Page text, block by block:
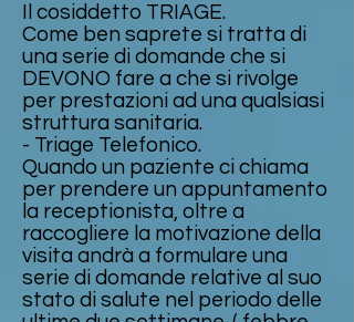
Il cosiddetto TRIAGE.
Come ben saprete si tratta di
una serie di domande che si
DEVONO fare a che si rivolge
per prestazioni ad una qualsiasi
struttura sanitaria.
- Triage Telefonico.
Quando un paziente ci chiama
per prendere un appuntamento
la receptionista, oltre a
raccogliere la motivazione della
visita andrà a formulare una
serie di domande relative al suo
stato di salute nel periodo delle